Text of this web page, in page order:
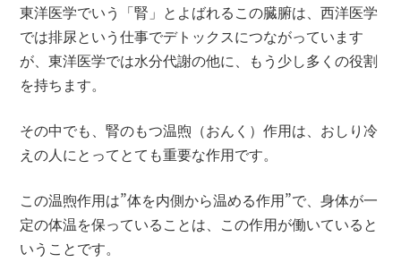
東洋医学でいう「腎」とよばれるこの臓腑は、西洋医学
では排尿という仕事でデトックスにつながっています
が、東洋医学では水分代謝の他に、もう少し多くの役割
を持ちます。
その中でも、腎のもつ温煦（おんく）作用は、おしり冷
えの人にとってとても重要な作用です。
この温煦作用は”体を内側から温める作用”で、身体が一
定の体温を保っていることは、この作用が働いていると
いうことです。